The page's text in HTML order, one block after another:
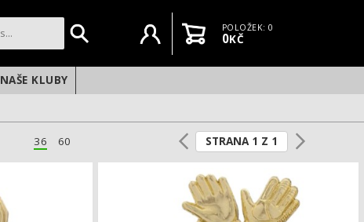
Uživatelský účet
KošíkPOLOŽEK: 0
0KČ
NAŠE KLUBY
36 60 STRANA 1 Z 1